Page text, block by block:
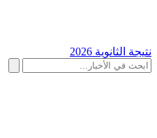
نتيجة الثانوية 2026